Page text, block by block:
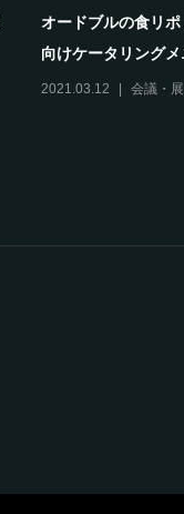
オードブルの食リ
向けケータリング
2021.03.12 会議・